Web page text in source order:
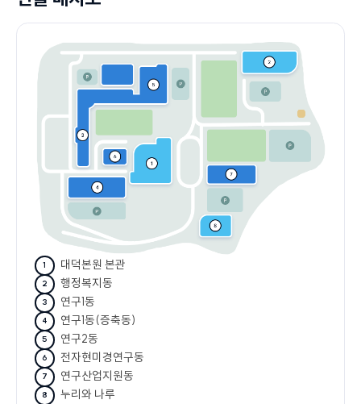
대덕본원 본관
행정복지동
연구1동
연구1동(증축동)
연구2동
전자현미경연구동
연구산업지원동
누리와 나루